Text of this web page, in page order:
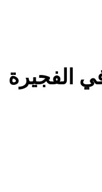
الفجيرة